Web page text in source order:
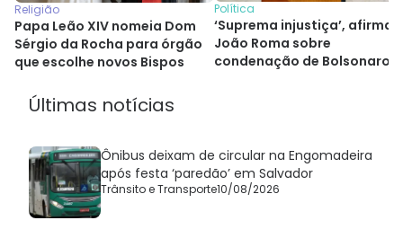
Religião
Papa Leão XIV nomeia Dom
Sérgio da Rocha para órgão
que escolhe novos Bispos
Política
‘Suprema injustiça’, afirma
João Roma sobre
condenação de Bolsonaro
Últimas notícias
Ônibus deixam de circular na Engomadeira
após festa ‘paredão’ em Salvador
Trânsito e Transporte10/08/2026